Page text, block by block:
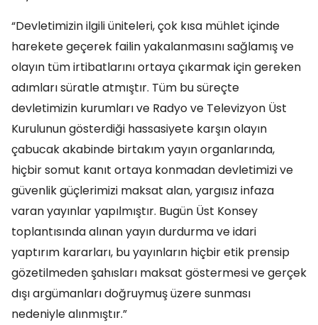
“Devletimizin ilgili üniteleri, çok kısa mühlet içinde
harekete geçerek failin yakalanmasını sağlamış ve
olayın tüm irtibatlarını ortaya çıkarmak için gereken
adımları süratle atmıştır. Tüm bu süreçte
devletimizin kurumları ve Radyo ve Televizyon Üst
Kurulunun gösterdiği hassasiyete karşın olayın
çabucak akabinde birtakım yayın organlarında,
hiçbir somut kanıt ortaya konmadan devletimizi ve
güvenlik güçlerimizi maksat alan, yargısız infaza
varan yayınlar yapılmıştır. Bugün Üst Konsey
toplantısında alınan yayın durdurma ve idari
yaptırım kararları, bu yayınların hiçbir etik prensip
gözetilmeden şahısları maksat göstermesi ve gerçek
dışı argümanları doğruymuş üzere sunması
nedeniyle alınmıştır.”